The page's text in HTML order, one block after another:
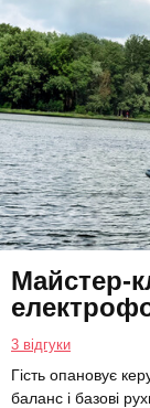
Майстер-
3 відгуки
Гість опановує
баланс і базові